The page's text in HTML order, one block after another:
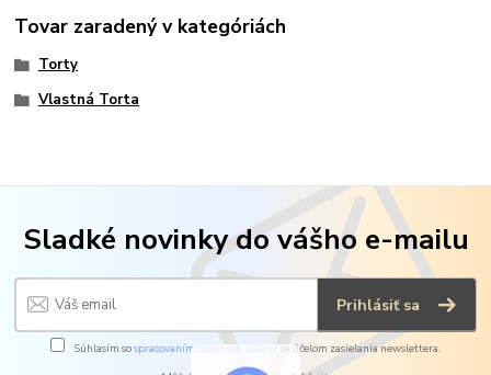
Tovar zaradený v kategóriách
Torty
Vlastná Torta
Sladké novinky do vášho e-mailu
Prihlásiť sa
Súhlasím sospracovaním osobných údajov za účelom zasielania newslettera.